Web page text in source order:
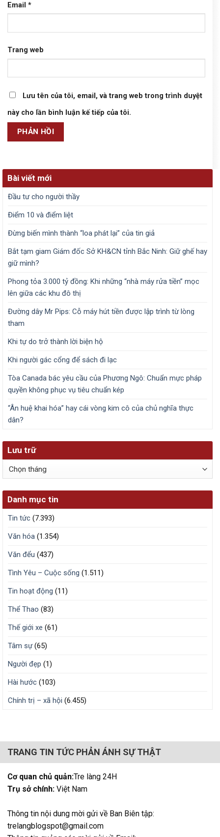
Email *
Trang web
Lưu tên của tôi, email, và trang web trong trình duyệt
này cho lần bình luận kế tiếp của tôi.
Bài viết mới
Đầu tư cho người thầy
Điểm 10 và điểm liệt
Đừng biến mình thành “loa phát lại” của tin giả
Bắt tạm giam Giám đốc Sở KH&CN tỉnh Bắc Ninh: Giữ ghế hay
giữ mình?
Phong tỏa 3.000 tỷ đồng: Khi những “nhà máy rửa tiền” mọc
lên giữa các khu đô thị
Đường dây Mr Pips: Cỗ máy hút tiền được lập trình từ lòng
tham
Khi tự do trở thành lời biện hộ
Khi người gác cổng để sách đi lạc
Tòa Canada bác yêu cầu của Phương Ngô: Chuẩn mực pháp
quyền không phục vụ tiêu chuẩn kép
“Ân huệ khai hóa” hay cái vòng kim cô của chủ nghĩa thực
dân?
Lưu trữ
Lưu
Danh mục tin
Tin tức (7.393)
Văn hóa (1.354)
Văn đểu (437)
Tình Yêu – Cuộc sống (1.511)
Tin hoạt động (11)
Thể Thao (83)
Thế giới xe (61)
Tâm sự(65)
Người đẹp (1)
Hài hước (103)
Chính trị – xã hội (6.455)
TRANG TIN TỨC PHẢN ÁNH SỰ THẬT
Cơ quan chủ quản:Tre làng 24H
Trụ sở chính: Việt Nam
Thông tin nội dung mời gửi về Ban Biên tập:
trelangblogspot@gmail.com